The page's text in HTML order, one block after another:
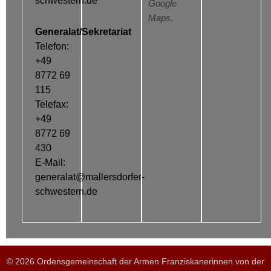
Generalat/Sekretariat
Telefon:
+49
8772 69
115
Telefax:
+49
8772 69
430
E-Mail:
generalat@mallersdorfer-
schwestern.de
Google
Maps.
© 2026 Ordensgemeinschaft der Armen Franziskanerinnen von der